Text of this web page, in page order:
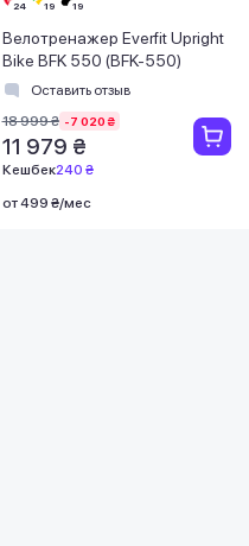
Велотренажер Everfit Upright
Bike BFK 550 (BFK-550)
Оставить отзыв
18 999 ₴ -7 020 ₴
11 979 ₴
Кешбек240 ₴
от 499 ₴/мес